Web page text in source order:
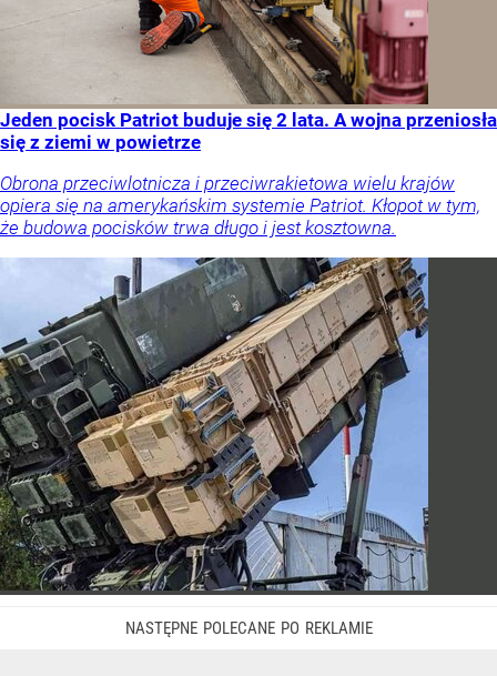
Jeden pocisk Patriot buduje się 2 lata. A wojna przeniosła
się z ziemi w powietrze
Obrona przeciwlotnicza i przeciwrakietowa wielu krajów
opiera się na amerykańskim systemie Patriot. Kłopot w tym,
że budowa pocisków trwa długo i jest kosztowna.